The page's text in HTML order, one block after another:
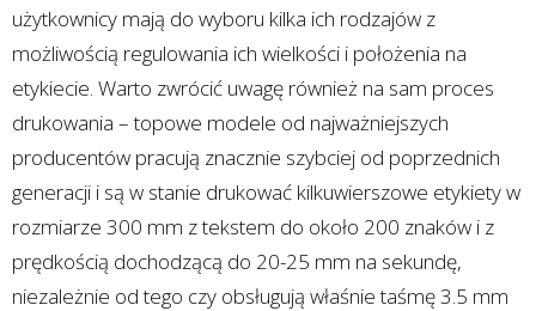
użytkownicy mają do wyboru kilka ich rodzajów z
możliwością regulowania ich wielkości i położenia na
etykiecie. Warto zwrócić uwagę również na sam proces
drukowania – topowe modele od najważniejszych
producentów pracują znacznie szybciej od poprzednich
generacji i są w stanie drukować kilkuwierszowe etykiety w
rozmiarze 300 mm z tekstem do około 200 znaków i z
prędkością dochodzącą do 20-25 mm na sekundę,
niezależnie od tego czy obsługują właśnie taśmę 3.5 mm